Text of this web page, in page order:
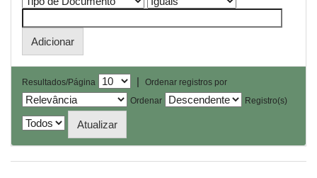
Resultados/Página |
Ordenar registros por
Ordenar
Registro(s)